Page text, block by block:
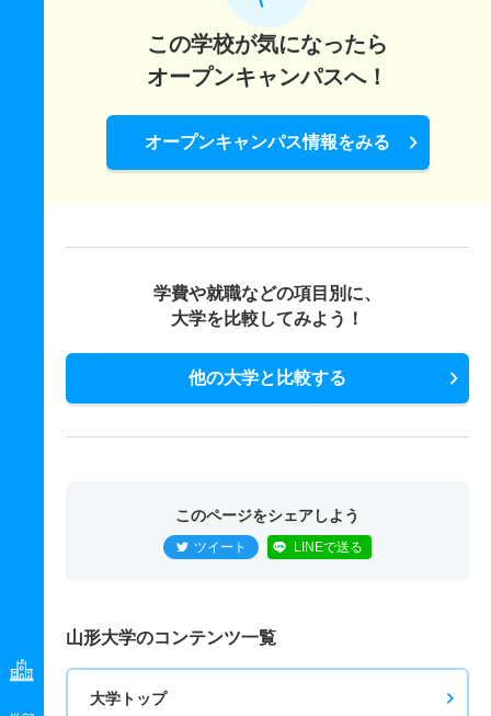
この学校が気になったら
オープンキャンパスへ！
オープンキャンパス情報をみる
学費や就職などの項目別に、
大学を比較してみよう！
他の大学と比較する
このページをシェアしよう
ツイート LINEで送る
山形大学のコンテンツ一覧
大学トップ